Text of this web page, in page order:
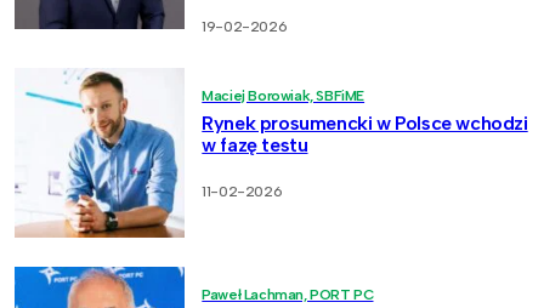
19-02-2026
Maciej Borowiak, SBFiME
Rynek prosumencki w Polsce wchodzi
w fazę testu
11-02-2026
Paweł Lachman, PORT PC